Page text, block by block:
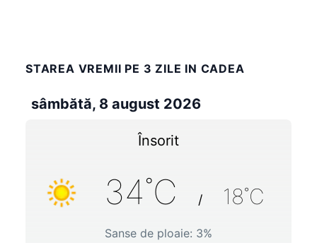
STAREA VREMII PE 3 ZILE IN CADEA
sâmbătă, 8 august 2026
Însorit
34˚C / 18˚C
Sanse de ploaie: 3%